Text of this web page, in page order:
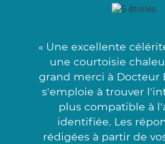
« Une excellente
une courtoisie
grand merci à Docteur
s'emploie à trouver
plus compatible à
identifiée. Les
rédigées à partir de